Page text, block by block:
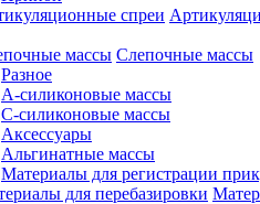
Слепочные массы
Разное
А-силиконовые массы
С-силиконовые массы
Аксессуары
Альгинатные массы
Материалы для регистрации